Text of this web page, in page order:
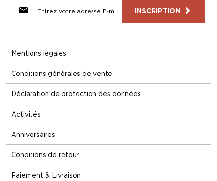
Mentions légales
Conditions générales de vente
Déclaration de protection des données
Activités
Anniversaires
Conditions de retour
Paiement & Livraison
INSCRIPTION